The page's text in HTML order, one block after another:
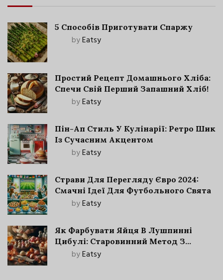
5 Способів Приготувати Спаржу
byEatsy
Простий Рецепт Домашнього Хліба:
Спечи Свій Перший Запашний Хліб!
byEatsy
Пін-Ап Стиль У Кулінарії: Ретро Шик
Із Сучасним Акцентом
byEatsy
Страви Для Перегляду Євро 2024:
Смачні Ідеї Для Футбольного Свята
byEatsy
Як Фарбувати Яйця В Лушпинні
Цибулі: Старовинний Метод З
Сучасними Нюансами
byEatsy